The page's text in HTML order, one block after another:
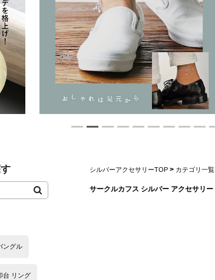
シルバーアクセサリーTOP > カテゴリ一覧
サークルカフス シルバー アクセサリー